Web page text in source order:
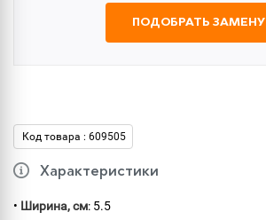
ПОДОБРАТЬ ЗАМЕНУ
Код товара : 609505
Характеристики
• Ширина, см: 5.5